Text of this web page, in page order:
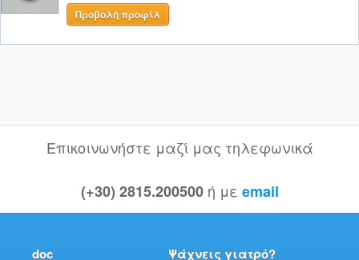
Προβολή προφίλ
Επικοινωνήστε μαζί μας τηλεφωνικά
(+30) 2815.200500 ή με email
doc Ψάχνεις γιατρό?